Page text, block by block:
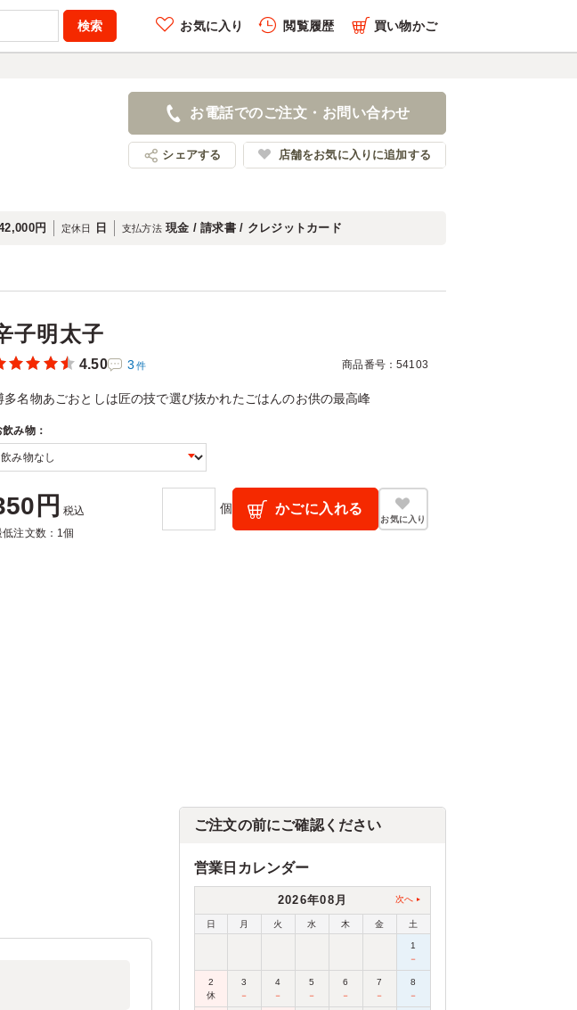
お気に入り 閲覧履歴
履歴を全件削除する
店舗名：海苔弁いちのや
買い物かご
お電話でのご注文・お問い合わせ
シェアする 店舗をお気に入りに追加する
円 定休日 日 支払方法 現金 / 請求書 / クレジットカード
子明太子
4.50 3 件 商品番号：54103
多名物あごおとしは匠の技で選び抜かれたごはんのお供の最高峰
飲み物：
円 税込
低注文数：1個
個 かごに入れる
お気に入り
ご注文の前にご確認ください
営業日カレンダー
2026年08月 次へ
日 月 火 水 木 金 土
1
－
2
休
3
－
4
－
5
－
6
－
7
－
8
－